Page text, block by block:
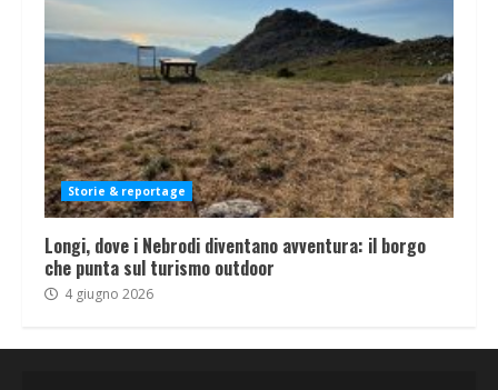
Storie & reportage
Longi, dove i Nebrodi diventano avventura: il borgo
che punta sul turismo outdoor
4 giugno 2026